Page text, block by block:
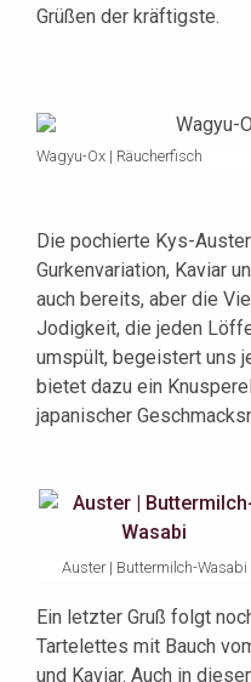
Grüßen der kräftigste.
Wagyu-Ox | Räucherfisch
Die pochierte Kys-
Gurkenvariation, Kaviar
auch bereits, aber die
Jodigkeit, die jeden
umspült, begeistert uns
bietet dazu ein
japanischer
Auster | Buttermilch-Wasabi
Ein letzter Gruß folgt
Tartelettes mit Bauch
und Kaviar. Auch in